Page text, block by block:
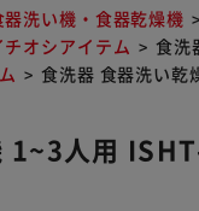
器洗い機・食器乾燥機
チオシアイテム
食洗
食洗器 食器洗い乾
1~3人用